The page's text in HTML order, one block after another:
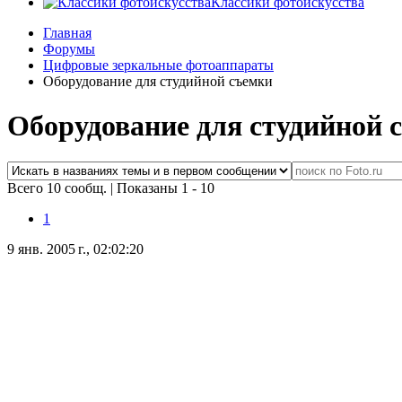
Главная
Форумы
Цифровые зеркальные фотоаппараты
Оборудование для студийной съемки
Оборудование для студийной
Всего 10 сообщ. | Показаны 1 - 10
1
9 янв. 2005 г., 02:02:20